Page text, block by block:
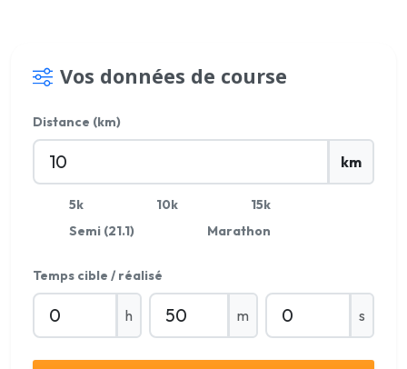
Vos données de course
Distance (km)
km
5k 10k
15k
Semi (21.1)
Marathon
Temps cible / réalisé
h m s